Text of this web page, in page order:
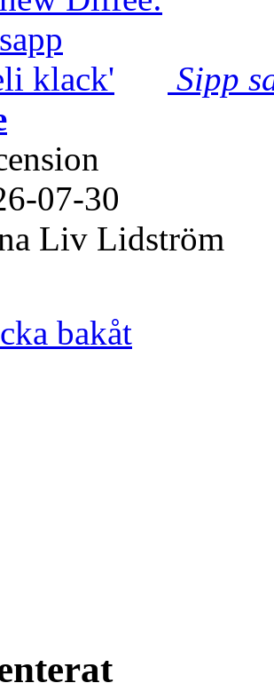
Sipp
07-30
Liv Lidström
bakåt